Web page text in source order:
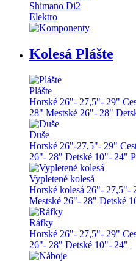
Shimano Di2
Elektro
Kolesá Plášte
Plášte
Horské 26"- 27,5"- 29"
28" Mestské 26"- 28"
Duše
Horské 26"-27,5"- 29"
26"- 28" Detské 10"- 24"
Vypletené kolesá
Horské kolesá 26"- 27,5"-
Mestské 26"- 28" Detské
Ráfky
Horské 26"- 27,5"- 29"
26"- 28" Detské 10"- 24"